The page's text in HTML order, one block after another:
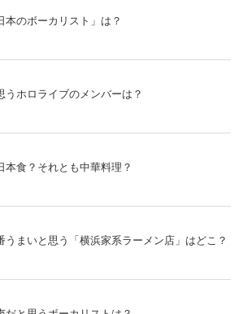
本のボーカリスト」は？
うホロライブのメンバーは？
本食？それとも中華料理？
うまいと思う「横浜家系ラーメン店」はどこ？